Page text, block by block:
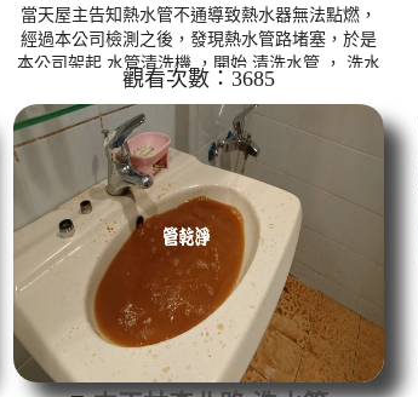
當天屋主告知熱水管不通導致熱水器無法點燃，
經過本公司檢測之後，發現熱水管路堵塞，於是
本公司架起 水管清洗機 ，開始 清洗水管 ， 洗水
管 的過程，水管冒出濃濃的茶色的鏽水，屋主驚
覺家中水管有夠離譜，熱水管路兩次堵塞，本公
司使用特別 清洗水管工法 ， 水管清洗 約二小
時，終於讓熱水器能點燃。 清洗水管 水管清洗 洗
水管 熱水管堵塞 熱水忽冷忽熱 ...
觀看次數：3685